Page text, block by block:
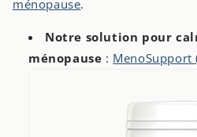
ménopause.
Notre solution pour
ménopause : MenoSupport